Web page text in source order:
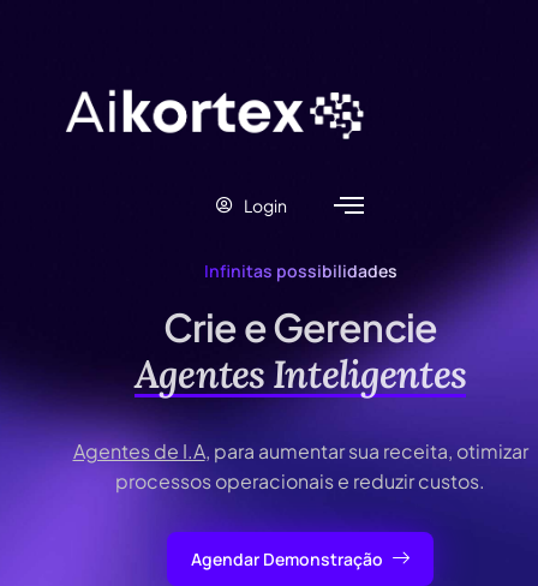
Login
Infinitas possibilidades
Crie e Gerencie
Agentes Inteligentes
Agentes de I.A, para aumentar sua receita, otimizar
processos operacionais e reduzir custos.
Agendar Demonstração